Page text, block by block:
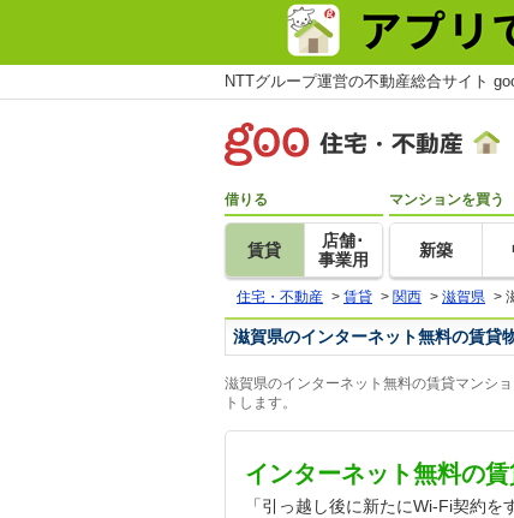
NTTグループ運営の不動産総合サイト
借りる
賃貸
店舗･
事業用
マンションを買う
新築
住宅・不動産 > 賃貸 > 関西 > 滋賀県 >
滋賀県のインターネット無料の賃貸
滋賀県のインターネット無料の賃貸マンシ
トします。
インターネット無料の
「引っ越し後に新たにWi-Fi契約